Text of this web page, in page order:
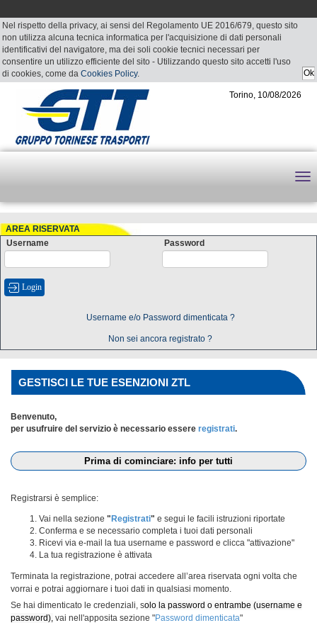
Nel rispetto della privacy, ai sensi del Regolamento UE 2016/679, questo sito
non utilizza alcuna tecnica informatica per l'acquisizione di dati personali
identificativi del navigatore, ma dei soli cookie tecnici necessari per
consentire un utilizzo efficiente del sito - Utilizzando questo sito accetti l'uso
di cookies, come da Cookies Policy.
Torino, 10/08/2026
AREA RISERVATA
Username
Password
Username e/o Password dimenticata ?
Non sei ancora registrato ?
GESTISCI LE TUE ESENZIONI ZTL
Benvenuto,
per usufruire del servizio è necessario essere registrati.
Prima di cominciare: info per tutti
Registrarsi è semplice:
Vai nella sezione " Registrati" e segui le facili istruzioni riportate
Conferma e se necessario completa i tuoi dati personali
Ricevi via e-mail la tua username e password e clicca "attivazione"
La tua registrazione è attivata
Terminata la registrazione, potrai accedere all’area riservata ogni volta che
vorrai e potrai aggiornare i tuoi dati in qualsiasi momento.
Se hai dimenticato le credenziali, solo la password o entrambe (username e
password), vai nell'apposita sezione "Password dimenticata"